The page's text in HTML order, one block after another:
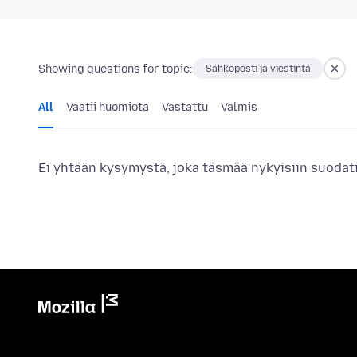
Showing questions for topic: Sähköposti ja viestintä
All Vaatii huomiota Vastattu Valmis
Ei yhtään kysymystä, joka täsmää nykyisiin